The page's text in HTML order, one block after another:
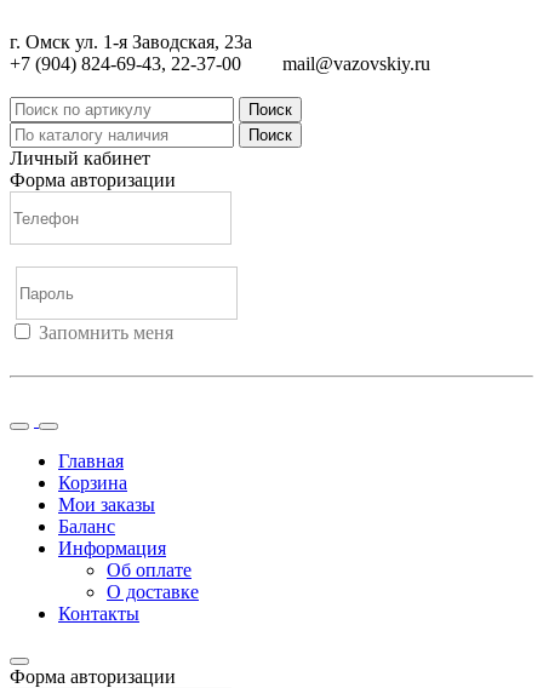
г. Омск ул. 1-я Заводская, 23а
+7 (904) 824-69-43, 22-37-00
mail@vazovskiy.ru
Поиск
Поиск
Личный кабинет
Форма авторизации
Запомнить меня
Главная
Корзина
Мои заказы
Баланс
Информация
Об оплате
О доставке
Контакты
Форма авторизации